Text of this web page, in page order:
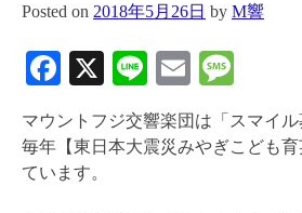
Posted on 2018年5月26日 by M響
Facebook
X LineEmail
マウントフジ交響楽団は「スマイル
毎年【東日本大震災みやぎこども
ています。